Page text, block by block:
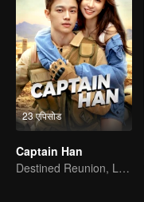
23 एपिसोड
Captain Han
Destined Reunion, Love in the Rainforest